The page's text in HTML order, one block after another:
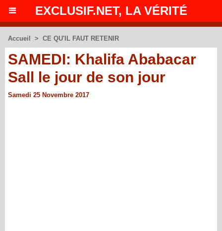
EXCLUSIF.NET, LA VÉRITÉ
Accueil > CE QU'IL FAUT RETENIR
SAMEDI: Khalifa Ababacar
Sall le jour de son jour
Samedi 25 Novembre 2017